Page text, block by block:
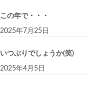
この年で・・・
2025年7月25日
いつぶりでしょうか(笑)
2025年4月5日